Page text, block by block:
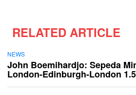
RELATED ARTICLE
NEWS
John Boemihardjo: Sepeda
London-Edinburgh-London